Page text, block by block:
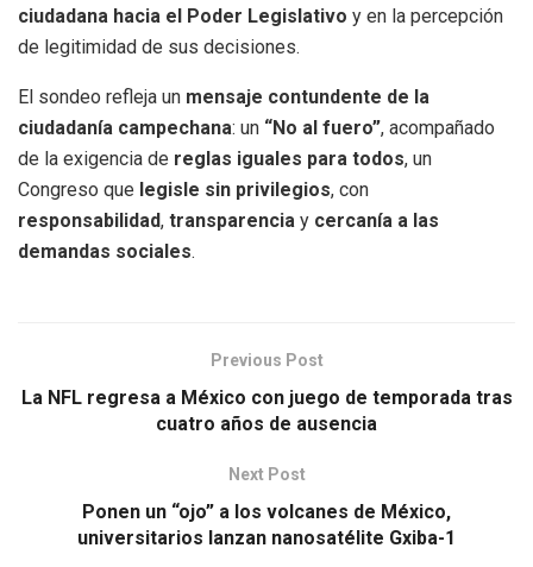
ciudadana hacia el Poder Legislativo y en la percepción
de legitimidad de sus decisiones.
El sondeo refleja un mensaje contundente de la
ciudadanía campechana: un “No al fuero”, acompañado
de la exigencia de reglas iguales para todos, un
Congreso que legisle sin privilegios, con
responsabilidad, transparencia y cercanía a las
demandas sociales.
Previous Post
La NFL regresa a México con juego de temporada tras
cuatro años de ausencia
Next Post
Ponen un “ojo” a los volcanes de México,
universitarios lanzan nanosatélite Gxiba-1